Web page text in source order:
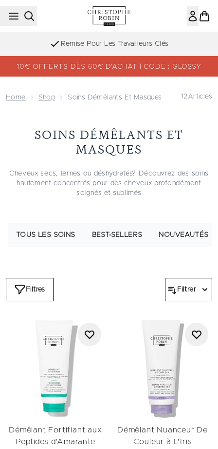
Passer au contenu principal
Remise Pour Les Travailleurs Clés
10€ OFFERTS DÈS 60€ D’ACHAT | CODE : GLOSSY
Home Shop Soins Démêlants Et Masques 12Articles
SOINS DÉMÊLANTS ET
MASQUES
Cheveux secs, ternes ou déshydratés? Découvrez des soins
hautement concentrés pour des cheveux profondément
soignés et sublimés
TOUS LES SOINS BEST-SELLERS NOUVEAUTÉS
Filtres Filtrer
Démêlant Fortifiant aux
Peptides d'Amarante
Démêlant Nuanceur De
Couleur à L'Iris